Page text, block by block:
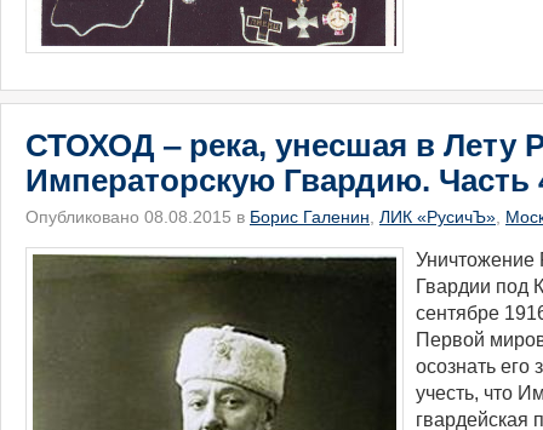
СТОХОД ‒ река, унесшая в Лету
Императорскую Гвардию. Часть
Опубликовано 08.08.2015 в Борис Галенин ЛИК «РусичЪ»
Уничтожение
Гвардии под
сентябре
Первой
осознать его
учесть, что
гвардейская